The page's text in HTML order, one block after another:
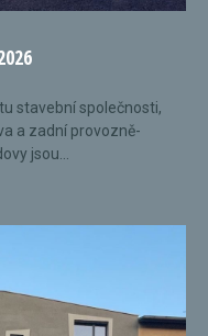
stavební společnosti,
a zadní provozně-
jsou...